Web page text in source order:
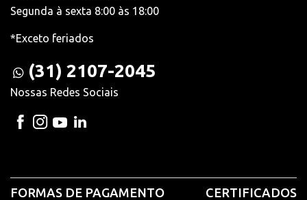
Segunda à sexta 8:00 às 18:00
*Exceto feriados
(31) 2107-2045
Nossas Redes Sociais
FORMAS DE PAGAMENTO CERTIFICADOS